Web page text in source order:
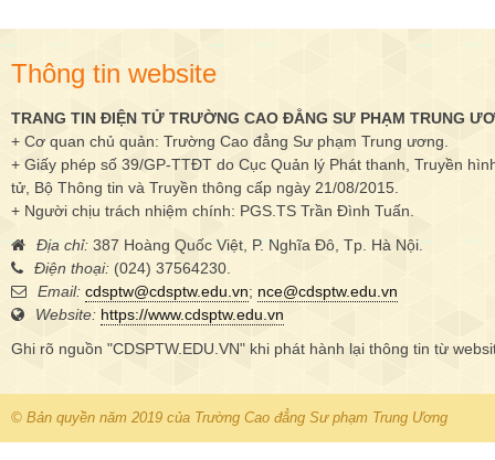
Thông tin website
TRANG TIN ĐIỆN TỬ TRƯỜNG CAO ĐẲNG SƯ PHẠM TRUNG
+ Cơ quan chủ quản: Trường Cao đẳng Sư phạm Trung ương.
+ Giấy phép số 39/GP-TTĐT do Cục Quản lý Phát thanh, Truyền
tử, Bộ Thông tin và Truyền thông cấp ngày 21/08/2015.
+ Người chịu trách nhiệm chính: PGS.TS Trần Đình Tuấn.
Địa chỉ: 387 Hoàng Quốc Việt, P. Nghĩa Đô, Tp. Hà Nội.
Điện thoại: (024) 37564230.
Email: cdsptw@cdsptw.edu.vn; nce@cdsptw.edu.vn
Website: https://www.cdsptw.edu.vn
Ghi rõ nguồn "CDSPTW.EDU.VN" khi phát hành lại thông tin từ
© Bản quyền năm 2019 của Trường Cao đẳng Sư phạm Trung Ương